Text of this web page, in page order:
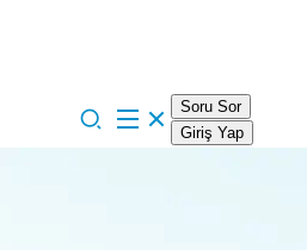
Soru Sor
Giriş Yap